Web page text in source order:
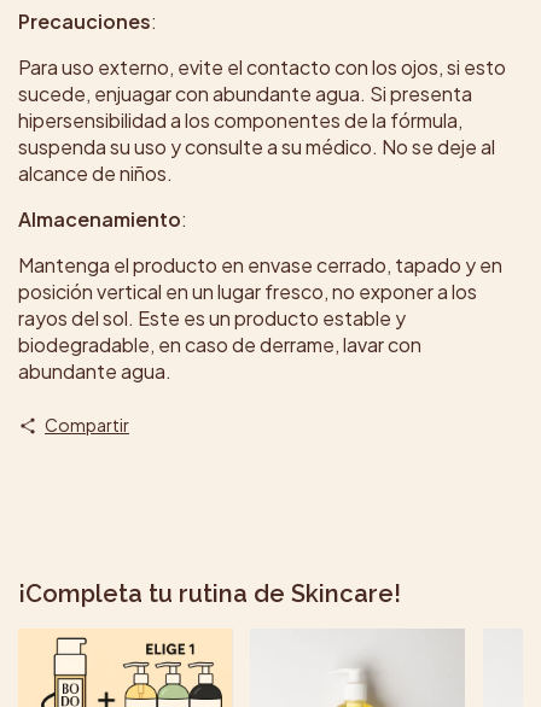
Precauciones:
Para uso externo, evite el contacto con los ojos, si esto
sucede, enjuagar con abundante agua. Si presenta
hipersensibilidad a los componentes de la fórmula,
suspenda su uso y consulte a su médico. No se deje al
alcance de niños.
Almacenamiento:
Mantenga el producto en envase cerrado, tapado y en
posición vertical en un lugar fresco, no exponer a los
rayos del sol. Este es un producto estable y
biodegradable, en caso de derrame, lavar con
abundante agua.
Compartir
¡Completa tu rutina de Skincare!